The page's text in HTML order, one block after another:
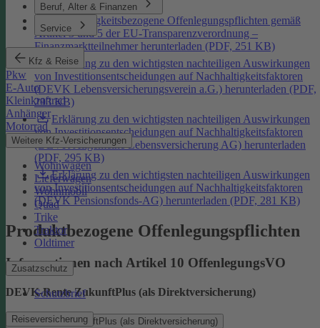
Beruf, Alter & Finanzen
Service
Kfz & Reise
Pkw
E-Auto
Kleinkraftrad
Anhänger
Motorrad
Weitere Kfz-Versicherungen
Wohnwagen
Lieferwagen
Wohnmobil
Quad
Trike
Traktor
Oldtimer
Zusatzschutz
Schutzbrief
Reiseversicherung
Nachhaltigkeitsbezogene Offenlegungspflichten gemäß
Artikel 3 und 5 der EU-Transparenzverordnung –
Finanzmarktteilnehmer herunterladen (PDF, 251 KB)
Erklärung zu den wichtigsten nachteiligen Auswirkungen
von Investitionsentscheidungen auf Nachhaltigkeitsfaktoren
(DEVK Lebensversicherungsverein a.G.) herunterladen (PDF,
293 KB)
Erklärung zu den wichtigsten nachteiligen Auswirkungen
von Investitionsentscheidungen auf Nachhaltigkeitsfaktoren
(DEVK Allgemeine Lebensversicherung AG) herunterladen
(PDF, 295 KB)
Erklärung zu den wichtigsten nachteiligen Auswirkungen
von Investitionsentscheidungen auf Nachhaltigkeitsfaktoren
(DEVK Pensionsfonds-AG) herunterladen (PDF, 281 KB)
Produktbezogene Offenlegungspflichten
Informationen nach Artikel 10 OffenlegungsVO
DEVK-Rente ZukunftPlus (als Direktversicherung)
DEVK-Rente ZukunftPlus (als Direktversicherung)